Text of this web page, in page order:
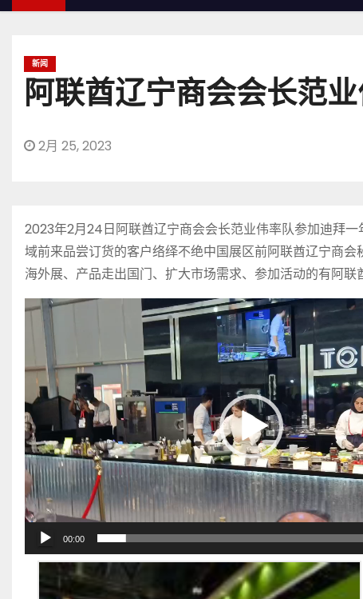
新闻
阿联酋辽宁商会会长范
2月 25, 2023
2023年2月24日阿联酋辽宁商会会长范业伟率队参加迪拜
域前来品尝订货的客户络绎不绝中国展区前阿联酋辽宁商
海外展、产品走出国门、扩大市场需求、参加活动的有阿联
视
放
器
00:00